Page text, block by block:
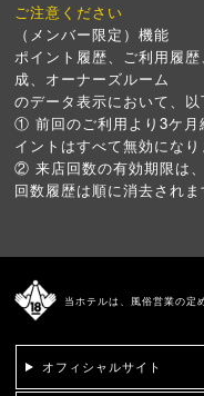
ご注意ください
（メンバー限定）機能
ポイント履歴、ご利用履
成、オーナーズルーム
のデータ表示において、
① 前回のご利用より3ケ月
イントはすべて無効になり
② 来店回数の有効期限は
回数履歴は順に消去されま
当ホテルは、風俗営業の定
オフィシャルサイト